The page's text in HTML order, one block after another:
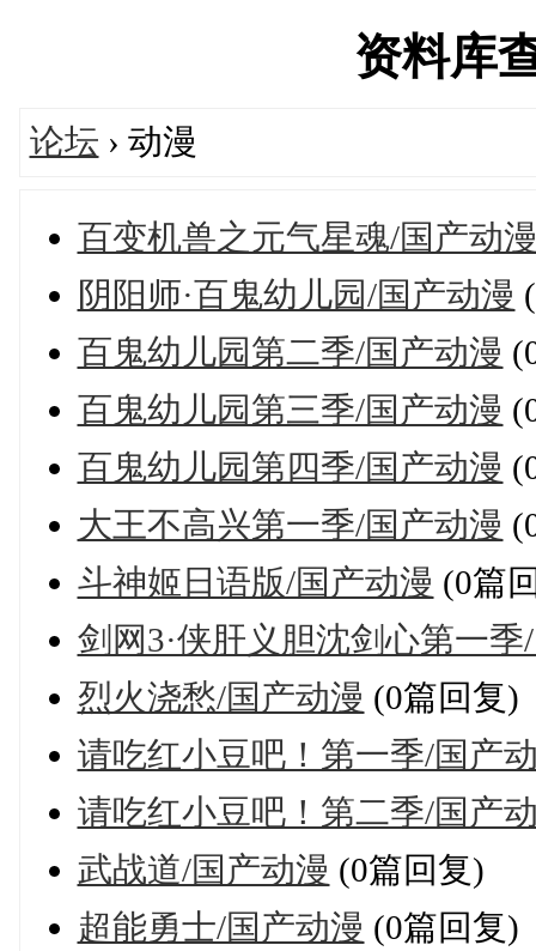
资料库
论坛 › 动漫
百变机兽之元气星魂/国产动
阴阳师·百鬼幼儿园/国产动漫
百鬼幼儿园第二季/国产动漫
百鬼幼儿园第三季/国产动漫
百鬼幼儿园第四季/国产动漫
大王不高兴第一季/国产动漫
斗神姬日语版/国产动漫 (0篇
剑网3·侠肝义胆沈剑心第一季
烈火浇愁/国产动漫 (0篇回复)
请吃红小豆吧！第一季/国产
请吃红小豆吧！第二季/国产
武战道/国产动漫 (0篇回复)
超能勇士/国产动漫 (0篇回复)